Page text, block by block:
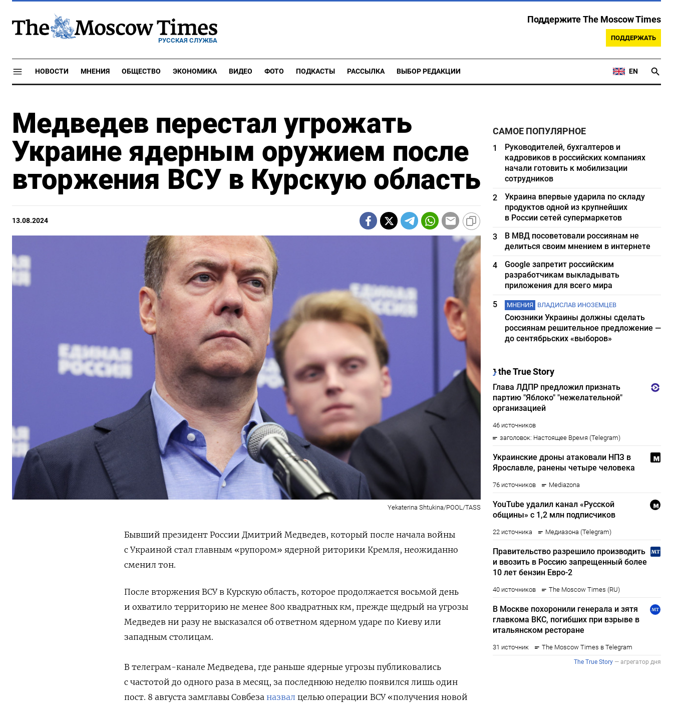
РУССКАЯ СЛУЖБА
Поддержите The Moscow Times
ПОДДЕРЖАТЬ
НОВОСТИ МНЕНИЯ ОБЩЕСТВО ЭКОНОМИКА ВИДЕО ФОТО ПОДКАСТЫ РАССЫЛКА ВЫБОР РЕДАКЦИИ EN
Медведев перестал угрожать
Украине ядерным оружием после
вторжения ВСУ в Курскую область
13.08.2024
Yekaterina Shtukina/POOL/TASS
Бывший президент России Дмитрий Медведев, который после начала войны
с Украиной стал главным «рупором» ядерной риторики Кремля, неожиданно
сменил тон.
После вторжения ВСУ в Курскую область, которое продолжается восьмой день
и охватило территорию не менее 800 квадратных км, прежде щедрый на угрозы
Медведев ни разу не высказался об ответном ядерном ударе по Киеву или
западным столицам.
В телеграм-канале Медведева, где раньше ядерные угрозы публиковались
с частотой до одного раза в месяц, за последнюю неделю появился лишь один
пост. 8 августа замглавы Совбеза назвал целью операции ВСУ «получения новой
САМОЕ ПОПУЛЯРНОЕ
1
Руководителей, бухгалтеров и
кадровиков в российских компаниях
начали готовить к мобилизации
сотрудников
2
Украина впервые ударила по складу
продуктов одной из крупнейших
в России сетей супермаркетов
3
В МВД посоветовали россиянам не
делиться своим мнением в интернете
4
Google запретит российским
разработчикам выкладывать
приложения для всего мира
5
МНЕНИЯ ВЛАДИСЛАВ ИНОЗЕМЦЕВ
Союзники Украины должны сделать
россиянам решительное предложение —
до сентябрьских «выборов»